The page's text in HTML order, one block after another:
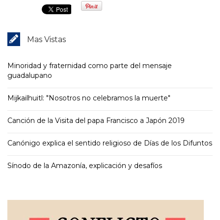
Mas Vistas
Minoridad y fraternidad como parte del mensaje
guadalupano
Mijkailhuitl: "Nosotros no celebramos la muerte"
Canción de la Visita del papa Francisco a Japón 2019
Canónigo explica el sentido religioso de Días de los Difuntos
Sínodo de la Amazonía, explicación y desafíos